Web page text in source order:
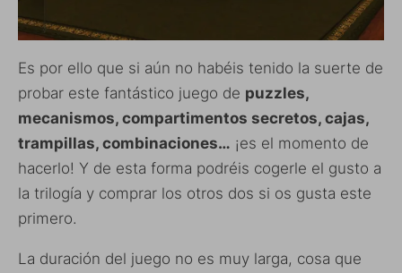
Es por ello que si aún no habéis tenido la suerte de
probar este fantástico juego de puzzles,
mecanismos, compartimentos secretos, cajas,
trampillas, combinaciones… ¡es el momento de
hacerlo! Y de esta forma podréis cogerle el gusto a
la trilogía y comprar los otros dos si os gusta este
primero.
La duración del juego no es muy larga, cosa que